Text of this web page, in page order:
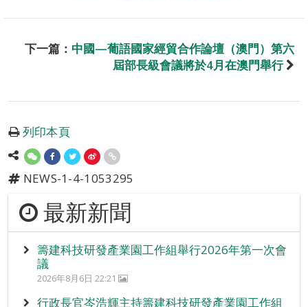
下一篇： 中國—葡語國家經貿合作論壇（澳門）第六
屆部長級會議將於4月在澳門舉行
列印本頁
NEWS-1-4-1053295
最新新聞
籌建科技研發產業園工作組舉行2026年第一次會
議
2026年8月6日 22:21
行政長官岑浩輝主持籌建科技研發產業園工作組